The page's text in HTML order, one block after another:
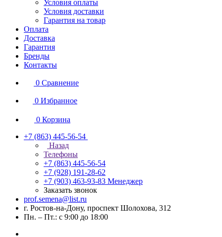
Условия оплаты
Условия доставки
Гарантия на товар
Оплата
Доставка
Гарантия
Бренды
Контакты
0 Сравнение
0 Избранное
0 Корзина
+7 (863) 445-56-54
Назад
Телефоны
+7 (863) 445-56-54
+7 (928) 191-28-62
+7 (903) 463-93-83 Менеджер
Заказать звонок
prof.semena@list.ru
г. Ростов-на-Дону, проспект Шолохова, 312
Пн. – Пт.: с 9:00 до 18:00